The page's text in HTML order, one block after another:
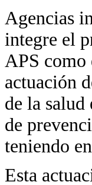
Agencias
integre el
APS como
actuación
de la
de
teniendo
Esta